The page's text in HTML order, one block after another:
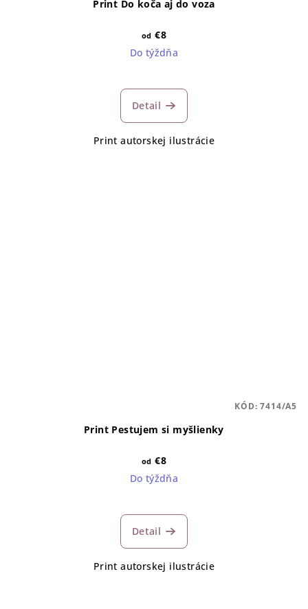
Print Do koča aj do voza
od €8
Do týždňa
Detail
Print autorskej ilustrácie
Print Pestujem si myšlienky
od €8
Do týždňa
Detail
Print autorskej ilustrácie
KÓD:7414/A5